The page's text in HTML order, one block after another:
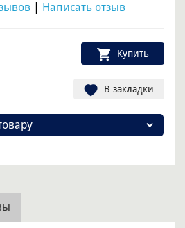
Написать отзыв
Купить
В закладки